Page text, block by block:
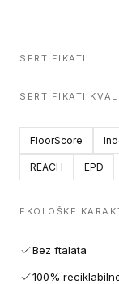
SERTIFIKATI
SERTIFIKATI
FloorScore
REACH EPD
EKOLOŠKE
Bez ftalata
100%